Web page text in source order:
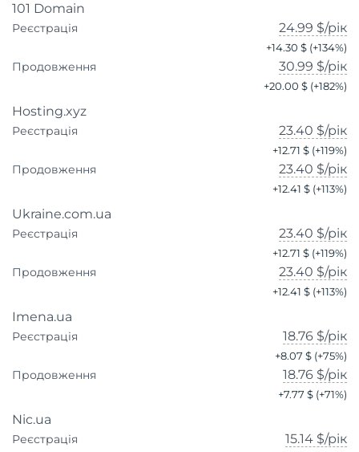
101 Domain
Реєстрація 24.99 $/рік
+14.30 $ (+134%)
Продовження 30.99 $/рік
+20.00 $ (+182%)
Hosting.xyz
Реєстрація 23.40 $/рік
+12.71 $ (+119%)
Продовження 23.40 $/рік
+12.41 $ (+113%)
Ukraine.com.ua
Реєстрація 23.40 $/рік
+12.71 $ (+119%)
Продовження 23.40 $/рік
+12.41 $ (+113%)
Imena.ua
Реєстрація 18.76 $/рік
+8.07 $ (+75%)
Продовження 18.76 $/рік
+7.77 $ (+71%)
Nic.ua
Реєстрація 15.14 $/рік